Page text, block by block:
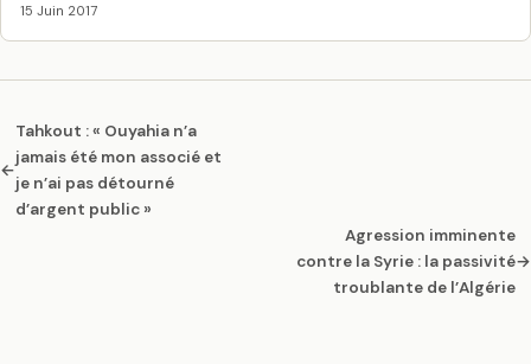
15 Juin 2017
←
Tahkout : « Ouyahia n’a
jamais été mon associé et
je n’ai pas détourné
d’argent public »
Agression imminente
contre la Syrie : la passivité
troublante de l’Algérie
→